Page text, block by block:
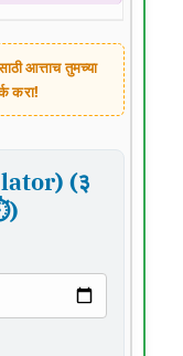
आत्ताच तुमच्या
करा!
(३